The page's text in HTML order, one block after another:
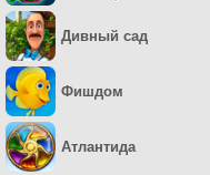
Дивный сад
Фишдом
Атлантида